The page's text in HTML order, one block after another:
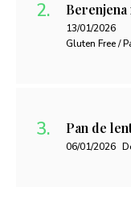
Berenjena
13/01/2026
Gluten Free /
Pan de
06/01/2026